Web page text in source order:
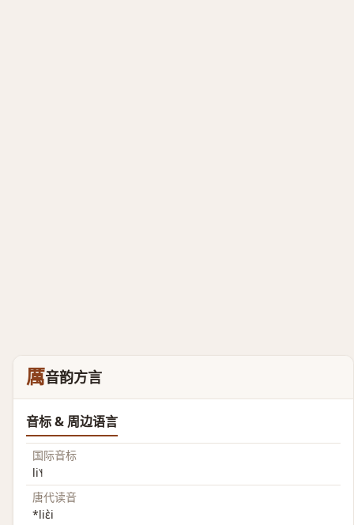
厲音韵方言
音标 & 周边语言
国际音标
li˥˧
唐代读音
*liɛ̀i